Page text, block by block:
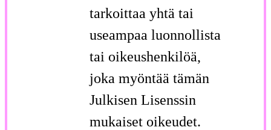
tarkoittaa yhtä tai
useampaa luonnollista
tai oikeushenkilöä,
joka myöntää tämän
Julkisen Lisenssin
mukaiset oikeudet.